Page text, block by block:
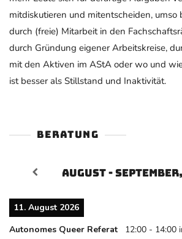
mitdiskutieren und mitentscheiden, umso
durch (freie) Mitarbeit in den
durch Gründung eigener Arbeitskreise,
mit den Aktiven im AStA oder wo und
ist besser als Stillstand und Inaktivität.
BERATUNG
August -
11. August 2026
Autonomes Queer Referat
12:00 - 14:00